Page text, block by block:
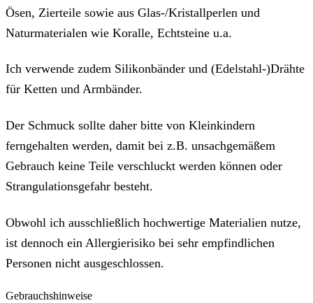
Ösen, Zierteile sowie aus Glas-/Kristallperlen und
Naturmaterialen wie Koralle, Echtsteine u.a.
Ich verwende zudem Silikonbänder und (Edelstahl-)Drähte
für Ketten und Armbänder.
Der Schmuck sollte daher bitte von Kleinkindern
ferngehalten werden, damit bei z.B. unsachgemäßem
Gebrauch keine Teile verschluckt werden können oder
Strangulationsgefahr besteht.
Obwohl ich ausschließlich hochwertige Materialien nutze,
ist dennoch ein Allergierisiko bei sehr empfindlichen
Personen nicht ausgeschlossen.
Gebrauchshinweise